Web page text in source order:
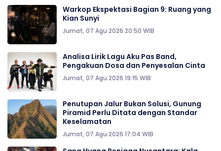
Warkop Ekspektasi Bagian 9: Ruang yang
Kian Sunyi
Jumat, 07 Agu 2026 20:50 WIB
Analisa Lirik Lagu Aku Pas Band,
Pengakuan Dosa dan Penyesalan Cinta
Jumat, 07 Agu 2026 19:15 WIB
Penutupan Jalur Bukan Solusi, Gunung
Piramid Perlu Ditata dengan Standar
Keselamatan
Jumat, 07 Agu 2026 17:04 WIB